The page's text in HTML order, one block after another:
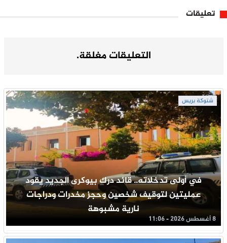
تعليقات
التعليقات مغلقة.
شتوكة بريس
في أولى تدخلاته.. قائد درك بيوكرى الجديد يقود
عمليتين لتوقيف شخصين وحجز مخدرات ودراجات
نارية مشبوهة
8 أغسطس 2026 - 11:06